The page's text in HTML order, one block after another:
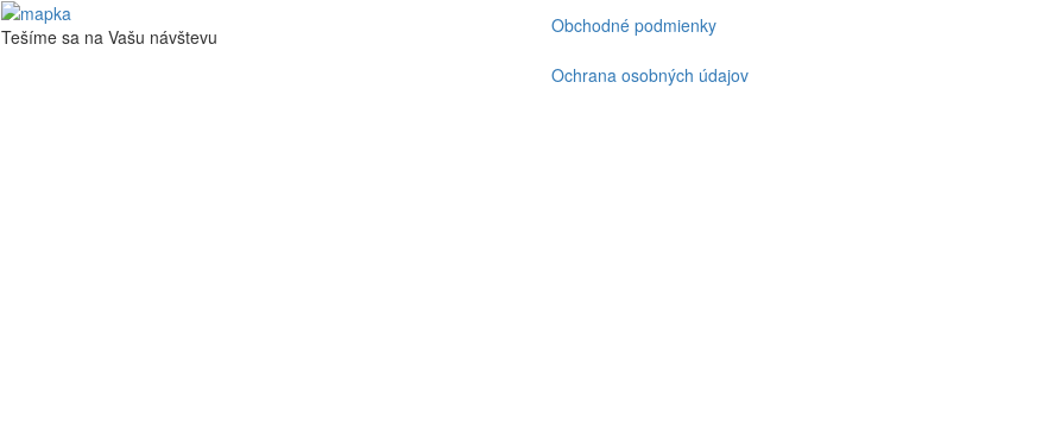
Tešíme sa na Vašu návštevu Obchodné podmienky
Ochrana osobných údajov